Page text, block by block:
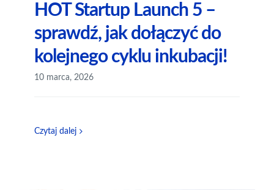
HOT Startup Launch 5 –
sprawdź, jak dołączyć do
kolejnego cyklu inkubacji!
10 marca, 2026
Czytaj dalej